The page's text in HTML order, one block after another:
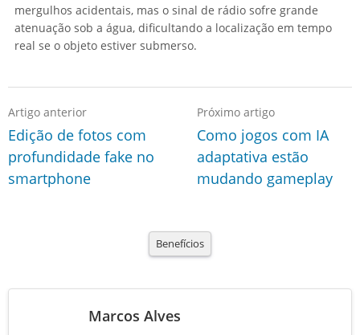
mergulhos acidentais, mas o sinal de rádio sofre grande
atenuação sob a água, dificultando a localização em tempo
real se o objeto estiver submerso.
Artigo anterior
Edição de fotos com
profundidade fake no
smartphone
Próximo artigo
Como jogos com IA
adaptativa estão
mudando gameplay
Benefícios
Marcos Alves